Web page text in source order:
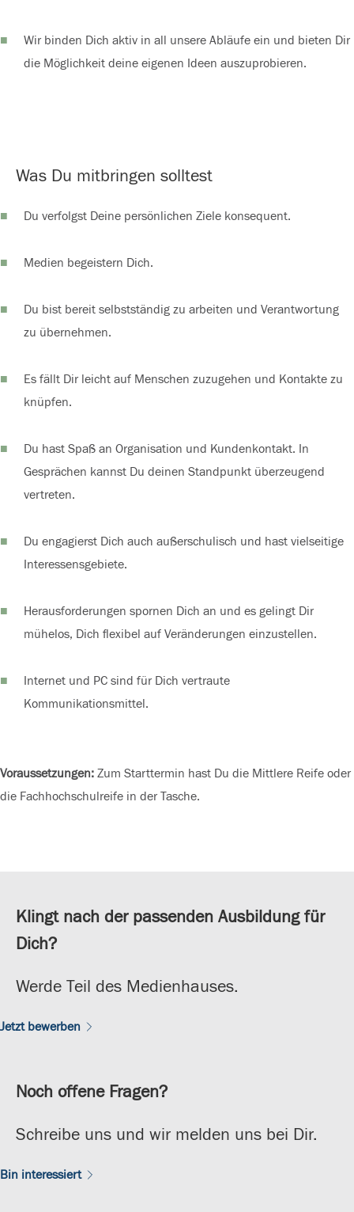
Wir binden Dich aktiv in all unsere Abläufe ein und bieten Dir
die Möglichkeit deine eigenen Ideen auszuprobieren.
Was Du mitbringen solltest
Du verfolgst Deine persönlichen Ziele konsequent.
Medien begeistern Dich.
Du bist bereit selbstständig zu arbeiten und Verantwortung
zu übernehmen.
Es fällt Dir leicht auf Menschen zuzugehen und Kontakte zu
knüpfen.
Du hast Spaß an Organisation und Kundenkontakt. In
Gesprächen kannst Du deinen Standpunkt überzeugend
vertreten.
Du engagierst Dich auch außerschulisch und hast vielseitige
Interessensgebiete.
Herausforderungen spornen Dich an und es gelingt Dir
mühelos, Dich flexibel auf Veränderungen einzustellen.
Internet und PC sind für Dich vertraute
Kommunikationsmittel.
Voraussetzungen: Zum Starttermin hast Du die Mittlere Reife oder
die Fachhochschulreife in der Tasche.
Klingt nach der passenden Ausbildung für
Dich?
Werde Teil des Medienhauses.
Jetzt bewerben
Noch offene Fragen?
Schreibe uns und wir melden uns bei Dir.
Bin interessiert